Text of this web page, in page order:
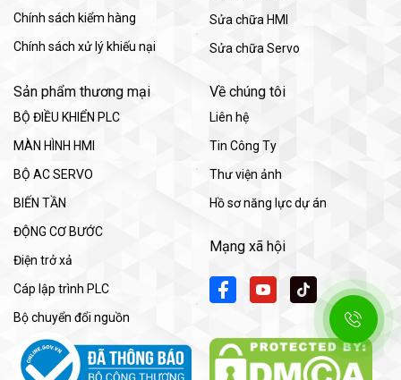
Chính sách kiểm hàng
Chính sách xử lý khiếu nại
Sửa chữa HMI
Sửa chữa Servo
Sản phẩm thương mại
BỘ ĐIỀU KHIỂN PLC
MÀN HÌNH HMI
BỘ AC SERVO
BIẾN TẦN
ĐỘNG CƠ BƯỚC
Điện trở xả
Cáp lập trình PLC
Bộ chuyển đổi nguồn
Về chúng tôi
Liên hệ
Tin Công Ty
Thư viện ảnh
Hồ sơ năng lực dự án
Mạng xã hội